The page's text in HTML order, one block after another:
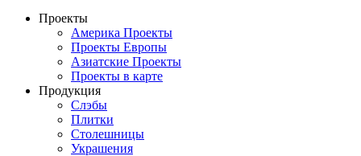
Проекты
Америка Проекты
Проекты Европы
Азиатские Проекты
Проекты в карте
Продукция
Слэбы
Плитки
Столешницы
Украшения